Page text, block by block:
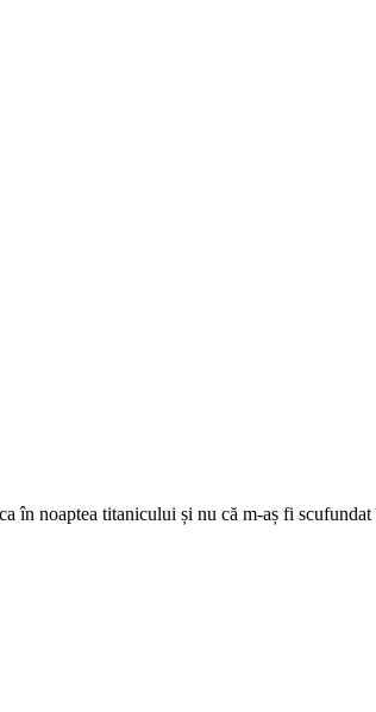
în noaptea titanicului și nu că m-aș fi